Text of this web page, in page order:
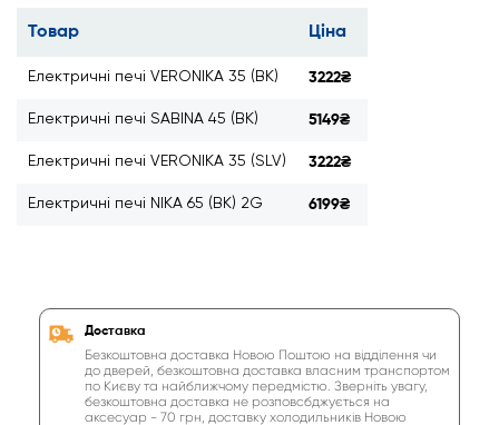
Товар Ціна
Електричні печі VERONIKA 35 (BK) 3222₴
Електричні печі SABINA 45 (BK) 5149₴
Електричні печі VERONIKA 35 (SLV) 3222₴
Електричні печі NIKA 65 (BK) 2G 6199₴
Доставка
Безкоштовна доставка Новою Поштою на відділення чи
до дверей, безкоштовна доставка власним транспортом
по Києву та найближчому передмістю. Зверніть увагу,
безкоштовна доставка не розповсбджується на
аксесуар - 70 грн, доставку холодильників Новою